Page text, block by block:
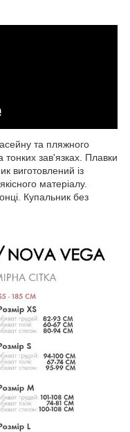
та пляжного
зав'язках. Плавки
виготовлений із
матеріалу.
Купальник без